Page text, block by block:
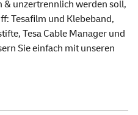
& unzertrennlich werden soll,
Tesafilm und Klebeband,
Tesa Cable Manager und
Sie einfach mit unseren